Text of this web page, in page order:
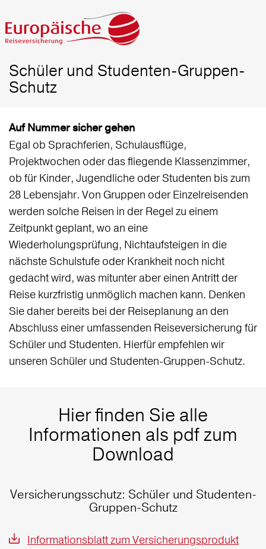
Schüler und Studenten-Gruppen-
Schutz
Auf Nummer sicher gehen
Egal ob Sprachferien, Schulausflüge,
Projektwochen oder das fliegende Klassenzimmer,
ob für Kinder, Jugendliche oder Studenten bis zum
28 Lebensjahr. Von Gruppen oder Einzelreisenden
werden solche Reisen in der Regel zu einem
Zeitpunkt geplant, wo an eine
Wiederholungsprüfung, Nichtaufsteigen in die
nächste Schulstufe oder Krankheit noch nicht
gedacht wird, was mitunter aber einen Antritt der
Reise kurzfristig unmöglich machen kann. Denken
Sie daher bereits bei der Reiseplanung an den
Abschluss einer umfassenden Reiseversicherung für
Schüler und Studenten. Hierfür empfehlen wir
unseren Schüler und Studenten-Gruppen-Schutz.
Hier finden Sie alle
Informationen als pdf zum
Download
Versicherungsschutz: Schüler und Studenten-
Gruppen-Schutz
Informationsblatt zum Versicherungsprodukt